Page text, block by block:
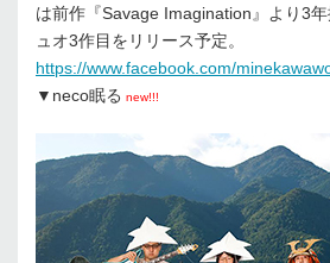
は前作『Savage Imagination』より3
ュオ3作目をリリース予定。
https://www.facebook.com/
▼neco眠る new!!!